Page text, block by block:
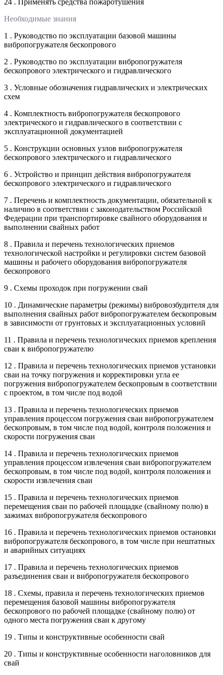
24 . Применять средства пожаротушения
Необходимые знания
1 . Руководство по эксплуатации базовой машины
вибропогружателя бескопрового
2 . Руководство по эксплуатации вибропогружателя
бескопрового электрического и гидравлического
3 . Условные обозначения гидравлических и электрических
схем
4 . Комплектность вибропогружателя бескопрового
электрического и гидравлического в соответствии с
эксплуатационной документацией
5 . Конструкции основных узлов вибропогружателя
бескопрового электрического и гидравлического
6 . Устройство и принцип действия вибропогружателя
бескопрового электрического и гидравлического
7 . Перечень и комплектность документации, обязательной к
наличию в соответствии с законодательством Российской
Федерации при транспортировке свайного оборудования и
выполнении свайных работ
8 . Правила и перечень технологических приемов
технологической настройки и регулировки систем базовой
машины и рабочего оборудования вибропогружателя
бескопрового
9 . Схемы проходок при погружении свай
10 . Динамические параметры (режимы) вибровозбудителя для
выполнения свайных работ вибропогружателем бескопровым
в зависимости от грунтовых и эксплуатационных условий
11 . Правила и перечень технологических приемов крепления
сваи к вибропогружателю
12 . Правила и перечень технологических приемов установки
сваи на точку погружения и корректировки угла ее
погружения вибропогружателем бескопровым в соответствии
с проектом, в том числе под водой
13 . Правила и перечень технологических приемов
управления процессом погружения сваи вибропогружателем
бескопровым, в том числе под водой, контроля положения и
скорости погружения сваи
14 . Правила и перечень технологических приемов
управления процессом извлечения сваи вибропогружателем
бескопровым, в том числе под водой, контроля положения и
скорости извлечения сваи
15 . Правила и перечень технологических приемов
перемещения сваи по рабочей площадке (свайному полю) в
зажимах вибропогружателя бескопрового
16 . Правила и перечень технологических приемов остановки
вибропогружателя бескопрового, в том числе при нештатных
и аварийных ситуациях
17 . Правила и перечень технологических приемов
разъединения сваи и вибропогружателя бескопрового
18 . Схемы, правила и перечень технологических приемов
перемещения базовой машины вибропогружателя
бескопрового по рабочей площадке (свайному полю) от
одного места погружения сваи к другому
19 . Типы и конструктивные особенности свай
20 . Типы и конструктивные особенности наголовников для
свай